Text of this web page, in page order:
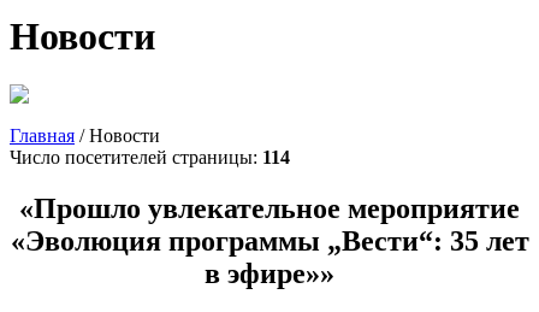
Новости
Главная /Новости
Число посетителей страницы: 114
«Прошло увлекательное мероприятие
«Эволюция программы „Вести“: 35 лет
в эфире»»